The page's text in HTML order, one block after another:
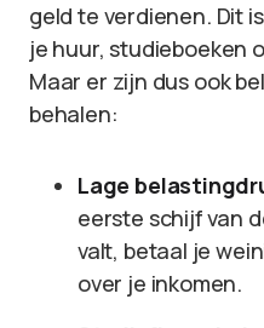
geld te verdienen. Dit
je huur, studieboeken
Maar er zijn dus ook
behalen:
Lage
eerste schijf van
valt, betaal je
over je inkomen.